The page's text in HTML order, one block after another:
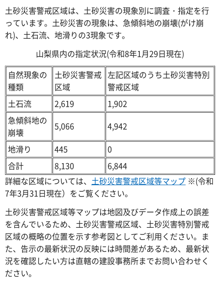
土砂災害警戒区域は、土砂災害の現象別に調査・指定を行
っています。土砂災害の現象は、急傾斜地の崩壊(がけ崩
れ)、土石流、地滑りの3現象です。
山梨県内の指定状況(令和8年1月29日現在)
自然現象の
種類
土砂災害警戒
区域
左記区域のうち土砂災害特別
警戒区域
土石流
2,619
1,902
急傾斜地の
崩壊
5,066
4,942
地滑り
445
0
合計
8,130
6,844
詳細な区域については、 土砂災害警戒区域等マップ ※(令和
7年3月31日現在）をご覧ください。
土砂災害警戒区域等マップは地図及びデータ作成上の誤差
を含んでいるため、土砂災害警戒区域、土砂災害特別警戒
区域の概略の位置を示す参考図としてご利用ください。ま
た、告示の最新状況の反映には時間差があるため、最新状
況を確認したい方は直轄の建設事務所までお問い合わせく
ださい。